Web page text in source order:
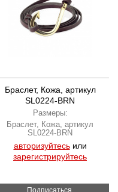
Браслет, Кожа, артикул
SL0224-BRN
Размеры:
Браслет, Кожа, артикул
SL0224-BRN
авторизуйтесьили
зарегистрируйтесь
Подписаться.